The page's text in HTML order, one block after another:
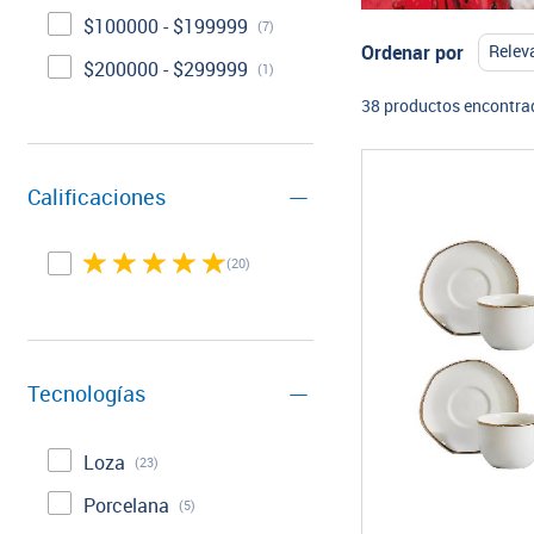
$100000 - $199999(7)
$200000 - $299999(1)
Calificaciones
(20)
Tecnologías
Loza(23)
Porcelana(5)
Ordenar por
38 productos